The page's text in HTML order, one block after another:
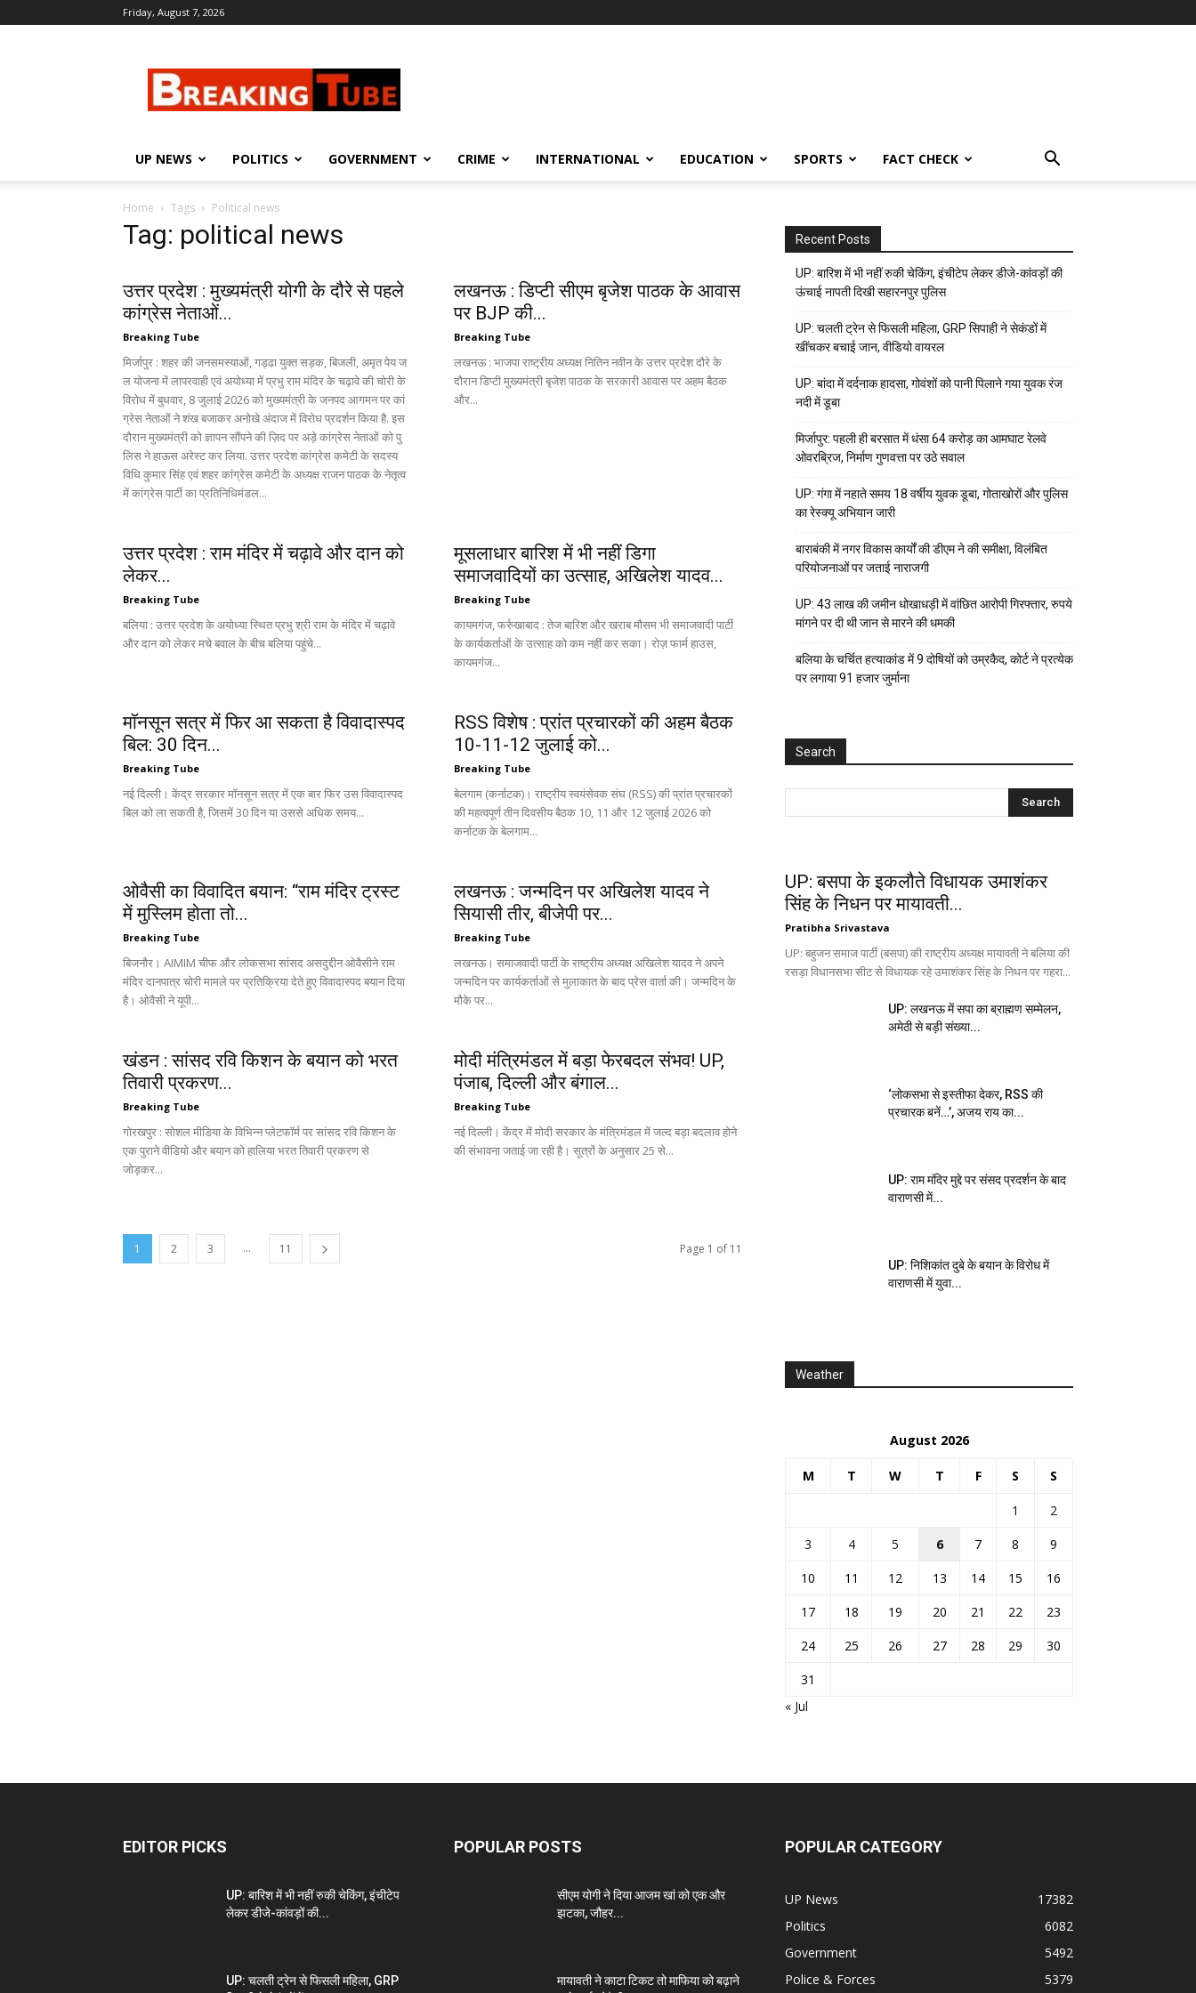
Friday, August 7, 2026
UP NEWS POLITICS GOVERNMENT CRIME INTERNATIONAL EDUCATION SPORTS FACT CHECK
Home Tags Political news
Tag: political news
उत्तर प्रदेश : मुख्यमंत्री योगी के दौरे से पहले
कांग्रेस नेताओं...
Breaking Tube
मिर्जापुर : शहर की जनसमस्याओं, गड्ढा युक्त सड़क, बिजली, अमृत पेय ज
ल योजना में लापरवाही एवं अयोध्या में प्रभु राम मंदिर के चढ़ावे की चोरी के
विरोध में बुधवार, 8 जुलाई 2026 को मुख्यमंत्री के जनपद आगमन पर कां
ग्रेस नेताओं ने शंख बजाकर अनोखे अंदाज में विरोध प्रदर्शन किया है. इस
दौरान मुख्यमंत्री को ज्ञापन सौंपने की ज़िद पर अड़े कांग्रेस नेताओं को पु
लिस ने हाऊस अरेस्ट कर लिया. उत्तर प्रदेश कांग्रेस कमेटी के सदस्य
विधि कुमार सिंह एवं शहर कांग्रेस कमेटी के अध्यक्ष राजन पाठक के नेतृत्व
में कांग्रेस पार्टी का प्रतिनिधिमंडल...
लखनऊ : डिप्टी सीएम बृजेश पाठक के आवास
पर BJP की...
Breaking Tube
लखनऊ : भाजपा राष्ट्रीय अध्यक्ष नितिन नवीन के उत्तर प्रदेश दौरे के
दौरान डिप्टी मुख्यमंत्री बृजेश पाठक के सरकारी आवास पर अहम बैठक
और...
उत्तर प्रदेश : राम मंदिर में चढ़ावे और दान को
लेकर...
Breaking Tube
बलिया : उत्तर प्रदेश के अयोध्या स्थित प्रभु श्री राम के मंदिर में चढ़ावे
और दान को लेकर मचे बवाल के बीच बलिया पहुंचे...
मूसलाधार बारिश में भी नहीं डिगा
समाजवादियों का उत्साह, अखिलेश यादव...
Breaking Tube
कायमगंज, फर्रुखाबाद : तेज बारिश और खराब मौसम भी समाजवादी पार्टी
के कार्यकर्ताओं के उत्साह को कम नहीं कर सका। रोज़ फार्म हाउस,
कायमगंज...
मॉनसून सत्र में फिर आ सकता है विवादास्पद
बिल: 30 दिन...
Breaking Tube
नई दिल्ली। केंद्र सरकार मॉनसून सत्र में एक बार फिर उस विवादास्पद
बिल को ला सकती है, जिसमें 30 दिन या उससे अधिक समय...
RSS विशेष : प्रांत प्रचारकों की अहम बैठक
10-11-12 जुलाई को...
Breaking Tube
बेलगाम (कर्नाटक)। राष्ट्रीय स्वयंसेवक संघ (RSS) की प्रांत प्रचारकों
की महत्वपूर्ण तीन दिवसीय बैठक 10, 11 और 12 जुलाई 2026 को
कर्नाटक के बेलगाम...
ओवैसी का विवादित बयान: “राम मंदिर ट्रस्ट
में मुस्लिम होता तो...
Breaking Tube
बिजनौर। AIMIM चीफ और लोकसभा सांसद असदुद्दीन ओवैसीने राम
मंदिर दानपात्र चोरी मामले पर प्रतिक्रिया देते हुए विवादास्पद बयान दिया
है। ओवैसी ने यूपी...
लखनऊ : जन्मदिन पर अखिलेश यादव ने
सियासी तीर, बीजेपी पर...
Breaking Tube
लखनऊ। समाजवादी पार्टी के राष्ट्रीय अध्यक्ष अखिलेश यादव ने अपने
जन्मदिन पर कार्यकर्ताओं से मुलाकात के बाद प्रेस वार्ता की। जन्मदिन के
मौके पर...
खंडन : सांसद रवि किशन के बयान को भरत
तिवारी प्रकरण...
Breaking Tube
गोरखपुर : सोशल मीडिया के विभिन्न प्लेटफॉर्म पर सांसद रवि किशन के
एक पुराने वीडियो और बयान को हालिया भरत तिवारी प्रकरण से
जोड़कर...
मोदी मंत्रिमंडल में बड़ा फेरबदल संभव! UP,
पंजाब, दिल्ली और बंगाल...
Breaking Tube
नई दिल्ली। केंद्र में मोदी सरकार के मंत्रिमंडल में जल्द बड़ा बदलाव होने
की संभावना जताई जा रही है। सूत्रों के अनुसार 25 से...
1 2 3 ... 11 Page 1 of 11
Recent Posts
UP: बारिश में भी नहीं रुकी चेकिंग, इंचीटेप लेकर डीजे-कांवड़ों की
ऊंचाई नापती दिखी सहारनपुर पुलिस
UP: चलती ट्रेन से फिसली महिला, GRP सिपाही ने सेकंडों में
खींचकर बचाई जान, वीडियो वायरल
UP: बांदा में दर्दनाक हादसा, गोवंशों को पानी पिलाने गया युवक रंज
नदी में डूबा
मिर्जापुर: पहली ही बरसात में धंसा 64 करोड़ का आमघाट रेलवे
ओवरब्रिज, निर्माण गुणवत्ता पर उठे सवाल
UP: गंगा में नहाते समय 18 वर्षीय युवक डूबा, गोताखोरों और पुलिस
का रेस्क्यू अभियान जारी
बाराबंकी में नगर विकास कार्यों की डीएम ने की समीक्षा, विलंबित
परियोजनाओं पर जताई नाराजगी
UP: 43 लाख की जमीन धोखाधड़ी में वांछित आरोपी गिरफ्तार, रुपये
मांगने पर दी थी जान से मारने की धमकी
बलिया के चर्चित हत्याकांड में 9 दोषियों को उम्रकैद, कोर्ट ने प्रत्येक
पर लगाया ₹91 हजार जुर्माना
Search
UP: बसपा के इकलौते विधायक उमाशंकर
सिंह के निधन पर मायावती...
Pratibha Srivastava
UP: बहुजन समाज पार्टी (बसपा) की राष्ट्रीय अध्यक्ष मायावती ने बलिया की
रसड़ा विधानसभा सीट से विधायक रहे उमाशंकर सिंह के निधन पर गहरा...
UP: लखनऊ में सपा का ब्राह्मण सम्मेलन,
अमेठी से बड़ी संख्या...
‘लोकसभा से इस्तीफा देकर, RSS की
प्रचारक बनें…’, अजय राय का...
UP: राम मंदिर मुद्दे पर संसद प्रदर्शन के बाद
वाराणसी में...
UP: निशिकांत दुबे के बयान के विरोध में
वाराणसी में युवा...
Weather
August 2026
M T W T F S S
1
2
3
4 5 6 7 8
9
10
11 12 13 14 15
16
17
18 19 20 21 22
23
24
25 26 27 28 29
30
31
« Jul
EDITOR PICKS
UP: बारिश में भी नहीं रुकी चेकिंग, इंचीटेप
लेकर डीजे-कांवड़ों की...
UP: चलती ट्रेन से फिसली महिला, GRP
POPULAR POSTS
सीएम योगी ने दिया आजम खां को एक और
झटका, जौहर...
मायावती ने काटा टिकट तो माफिया को बढ़ाने
POPULAR CATEGORY
UP News
17382
Politics
6082
Government
5492
Police & Forces
5379